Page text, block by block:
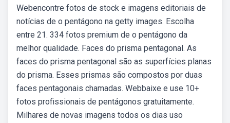
Webencontre fotos de stock e imagens editoriais de
notícias de o pentágono na getty images. Escolha
entre 21. 334 fotos premium de o pentágono da
melhor qualidade. Faces do prisma pentagonal. As
faces do prisma pentagonal são as superfícies planas
do prisma. Esses prismas são compostos por duas
faces pentagonais chamadas. Webbaixe e use 10+
fotos profissionais de pentágonos gratuitamente.
Milhares de novas imagens todos os dias uso